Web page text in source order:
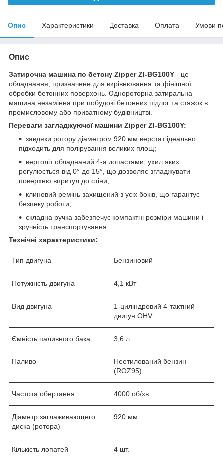
Опис Характеристики Доставка Оплата Умови
Опис
Затирочна машина по бетону Zipper ZI-BG100Y - це
обладнання, призначене для вирівнювання та фінішної
обробки бетонних поверхонь. Однороторна затиральна
машина незамінна при побудові бетонних підлог та стяжок в
промисловому або приватному будівництві.
Переваги загладжуючої машини Zipper ZI-BG100Y:
завдяки ротору діаметром 920 мм верстат ідеально
підходить для полірування великих площ;
вертоліт обладнаний 4-а лопастями, ухил яких
регулюється від 0° до 15°, що дозволяє згладжувати
поверхню впритул до стіни;
клиновий ремінь захищений з усіх боків, що гарантує
безпеку роботи;
складна ручка забезпечує компактні розміри машини і
зручність транспортування.
Технічні характеристики:
Тип двигуна Бензиновий
Потужність двигуна 4,1 кВт
Вид двигуна
1-циліндровий 4-тактний
двигун OHV
Ємність паливного бака 3,6 л
Паливо
Неетилований бензин
(ROZ95)
Частота обертання 4000 об/хв
Діаметр заглаживающего
диска (ротора)
920 мм
Кількість лопатей 4 шт.